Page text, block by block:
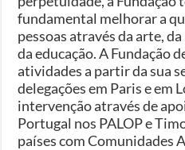
fundamental melhorar a
pessoas através da arte,
da educação. A Fundação
atividades a partir da sua
delegações em Paris e em
intervenção através de
Portugal nos PALOP e
países com Comunidades